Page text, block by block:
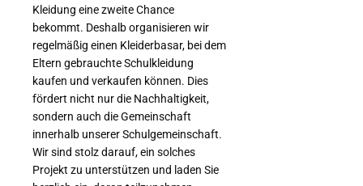
Kleidung eine zweite Chance
bekommt. Deshalb organisieren wir
regelmäßig einen Kleiderbasar, bei dem
Eltern gebrauchte Schulkleidung
kaufen und verkaufen können. Dies
fördert nicht nur die Nachhaltigkeit,
sondern auch die Gemeinschaft
innerhalb unserer Schulgemeinschaft.
Wir sind stolz darauf, ein solches
Projekt zu unterstützen und laden Sie